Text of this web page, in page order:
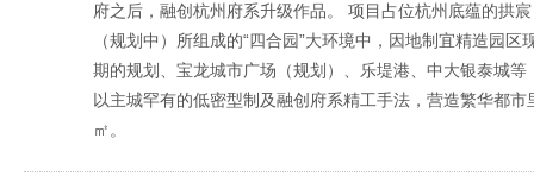
府之后，融创杭州府系升级作品。 项目占位杭州底蕴的拱
（规划中）所组成的“四合园”大环境中，因地制宜精造园
期的规划、宝龙城市广场（规划）、乐堤港、中大银泰城
以主城罕有的低密型制及融创府系精工手法，营造繁华都
㎡。